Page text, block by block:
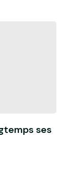
ses